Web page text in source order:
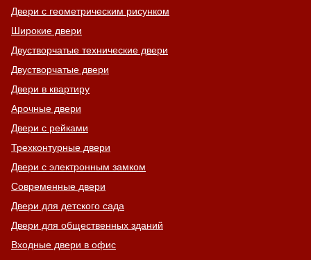
Двери с геометрическим рисунком
Широкие двери
Двустворчатые технические двери
Двустворчатые двери
Двери в квартиру
Арочные двери
Двери с рейками
Трехконтурные двери
Двери с электронным замком
Современные двери
Двери для детского сада
Двери для общественных зданий
Входные двери в офис